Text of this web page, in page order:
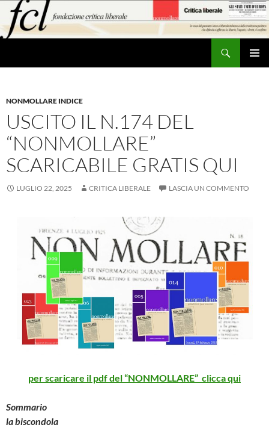
contenuto
NONMOLLARE INDICE
USCITO IL N.174 DEL
“NONMOLLARE”
SCARICABILE GRATIS QUI
LUGLIO 22, 2025 CRITICA LIBERALE LASCIA UN COMMENTO
per scaricare il pdf del “NONMOLLARE” clicca qui
Sommario
la biscondola